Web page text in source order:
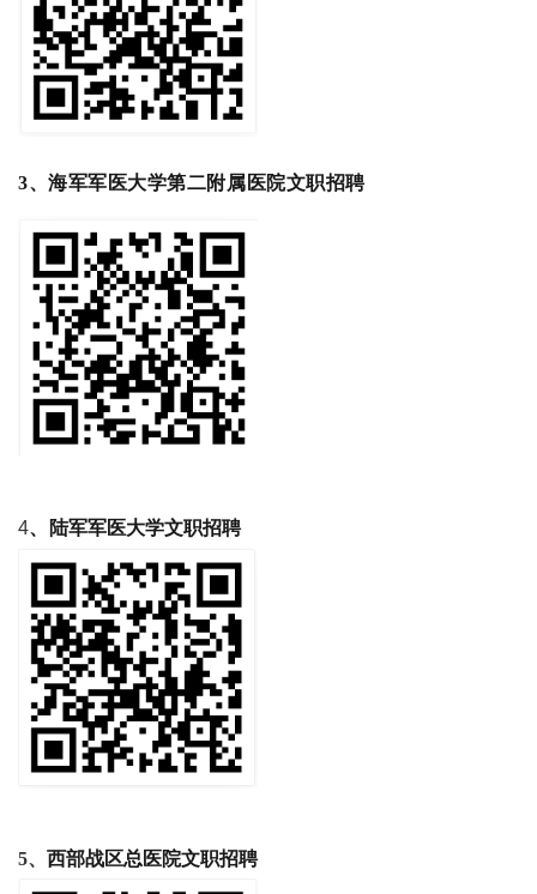
3、海军军医大学第二附属医院文职招聘
4、 陆军军医大学文职招聘
5、 西部战区总医院文职招聘